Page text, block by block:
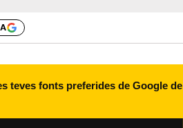
teves fonts preferides de Google de